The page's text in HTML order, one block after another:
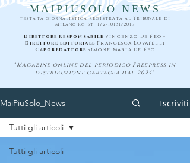
MAIPIUSOLO NEWS
testata giornalistica registrata al Tribunale di
Milano Rg. St. 172-10181 /2019
Direttore responsabile Vincenzo De Feo -
Direttore editoriale Francesca Lovatelli
Caporedattore Simone Maria De Feo
"Magazine online del periodico Freepress in
distribuzione cartacea dal 2024"
MaiPiuSolo_News Iscriviti
Tutti gli articoli
Tutti gli articoli